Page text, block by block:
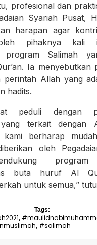
profesional dan
Syariah Pusat,
harapan agar
pihaknya kali
program Salimah
Ia menyebutkan
perintah Allah yang
hadits.
peduli dengan
terkait dengan
berharap
oleh
program
buta huruf Al
untuk semua,”
Tags:
,
, #salimah